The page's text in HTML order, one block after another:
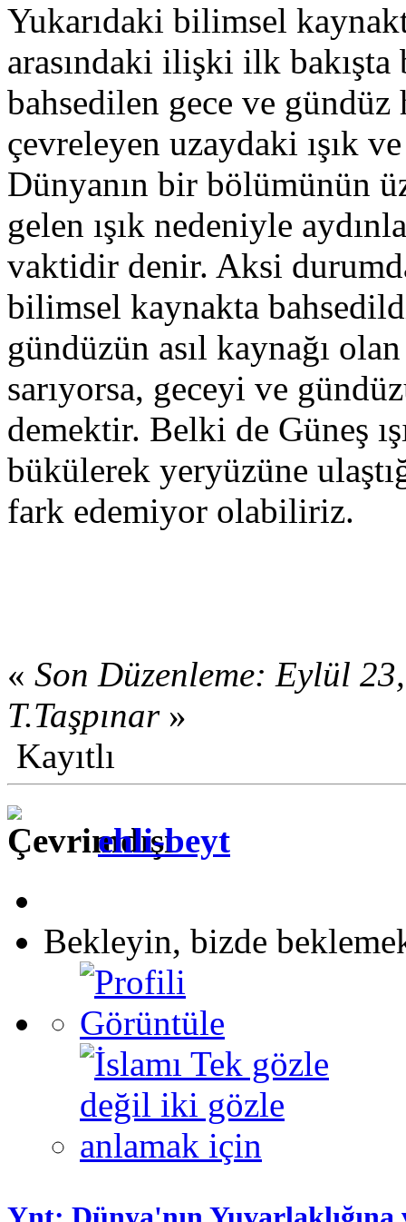
Yukarıdaki bilimsel
arasındaki ilişki ilk bakışta
bahsedilen gece ve gündüz
çevreleyen uzaydaki ışık
Dünyanın bir bölümünün
gelen ışık nedeniyle
vaktidir denir. Aksi
bilimsel kaynakta
gündüzün asıl kaynağı
sarıyorsa, geceyi ve
demektir. Belki de Güneş
bükülerek yeryüzüne
fark edemiyor olabiliriz.
« Son Düzenleme: Eylül
T.Taşpınar»
Kayıtlı
ehli-beyt
Bekleyin, bizde